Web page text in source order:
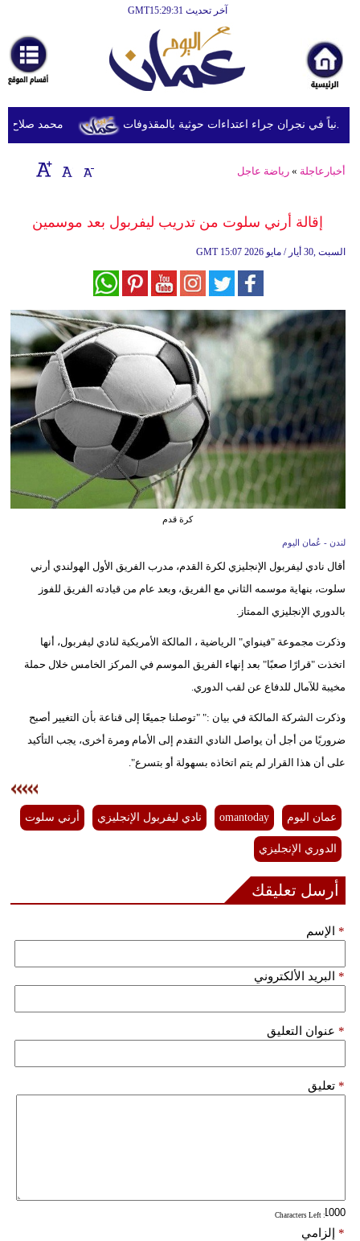
آخر تحديث GMT15:29:31
أخبارعاجلة
رياضة
ثقافة
إقتصاد
وموسيقى
وتغذية
سياحة
وسفر
ديكور
أخبار
تعليم
مدوَّنات
فيديو
سيارات
محمد صلاح يصل
أخبارعاجلة »رياضة عاجل
إقالة أرني سلوت من تدريب ليفربول بعد موسمين
GMT 15:07 2026 السبت ,30 أيار / مايو
كرة قدم
لندن - عُمان اليوم
أقال نادي ليفربول الإنجليزي لكرة القدم، مدرب الفريق الأول الهولندي أرني
سلوت، بنهاية موسمه الثاني مع الفريق، وبعد عام من قيادته الفريق للفوز
بالدوري الإنجليزي الممتاز.
وذكرت مجموعة "فينواي" الرياضية ، المالكة الأمريكية لنادي ليفربول، أنها
اتخذت "قرارًا صعبًا" بعد إنهاء الفريق الموسم في المركز الخامس خلال حملة
مخيبة للآمال للدفاع عن لقب الدوري.
وذكرت الشركة المالكة في بيان :" "توصلنا جميعًا إلى قناعة بأن التغيير أصبح
ضروريًا من أجل أن يواصل النادي التقدم إلى الأمام ومرة أخرى، يجب التأكيد
على أن هذا القرار لم يتم اتخاذه بسهولة أو بتسرع".
عمان اليوم omantoday نادي ليفربول الإنجليزي أرني سلوت
الدوري الإنجليزي
أرسل تعليقك
الإسم *
البريد الألكتروني *
عنوان التعليق *
تعليق *
: Characters Left
إلزامي *